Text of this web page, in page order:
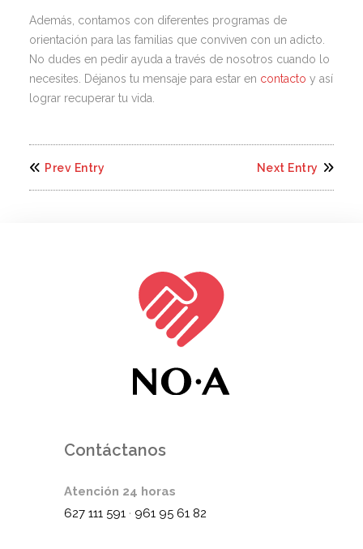
Además, contamos con diferentes programas de
orientación para las familias que conviven con un adicto.
No dudes en pedir ayuda a través de nosotros cuando lo
necesites. Déjanos tu mensaje para estar en contacto y así
lograr recuperar tu vida.
Prev Entry Next Entry
Contáctanos
Atención 24 horas
627 111 591 · 961 95 61 82